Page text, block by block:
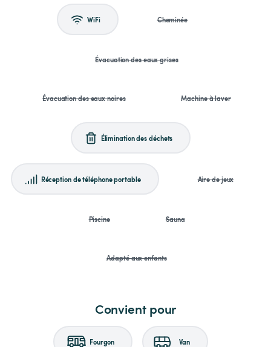
WiFi Cheminée
Évacuation des eaux grises
Évacuation des eaux noires Machine à laver
Élimination des déchets
Réception de téléphone portable Aire de jeux
Piscine Sauna
Adapté aux enfants
Convient pour
Fourgon Van